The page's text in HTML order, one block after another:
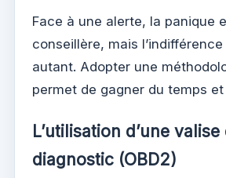
Face à une alerte, la panique
conseillère, mais l’indifférence
autant. Adopter une
permet de gagner du temps et
L’utilisation d’une valise
diagnostic (OBD2)